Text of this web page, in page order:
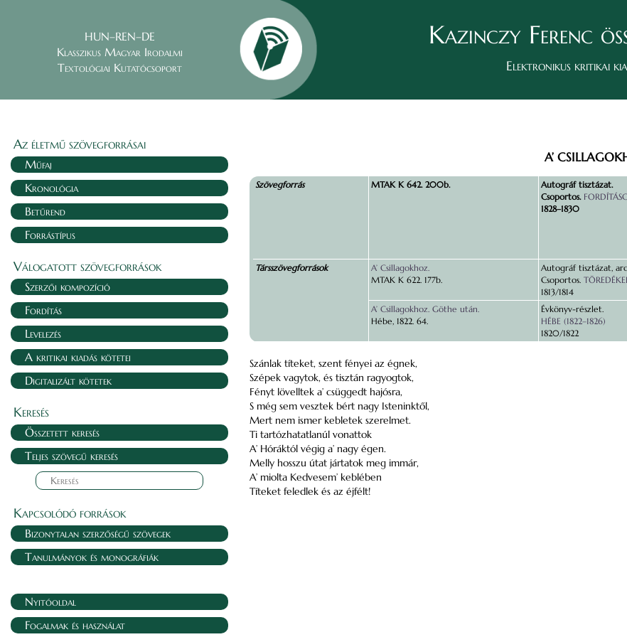
HUN–REN–DE
Klasszikus Magyar Irodalmi
Textológiai Kutatócsoport
Kazinczy Ferenc
Elektronikus kritikai
Az életmű szövegforrásai
Műfaj
Kronológia
Betűrend
Forrástípus
Válogatott szövegforrások
Szerzői kompozíció
Fordítás
Levelezés
A kritikai kiadás kötetei
Digitalizált kötetek
Keresés
Összetett keresés
Teljes szövegű keresés
Kapcsolódó források
Bizonytalan szerzőségű szövegek
Tanulmányok és monográfiák
Nyitóoldal
Fogalmak és használat
A’
Szövegforrás MTAK K 642. 200b.
Autográf tisztázat.
Csoportos.
1828–1830
Társszövegforrások
A’ Csillagokhoz.
MTAK K 622. 177b.
Autográf tisztázat,
Csoportos.
1813/1814
A’ Csillagokhoz. Göthe után.
Hébe, 1822. 64.
Évkönyv-részlet.
HÉBE (1822–1826)
1820/1822
Szánlak títeket, szent fényei az égnek,
Szépek vagytok, és tisztán ragyogtok,
Fényt lövelltek a’ csüggedt hajósra,
S még sem vesztek bért nagy Isteninktől,
Mert nem ismer kebletek szerelmet.
Ti tartózhatatlanúl vonattok
A’ Hóráktól végig a’ nagy égen.
Melly hosszu útat jártatok meg immár,
A’ miolta Kedvesem’ keblében
Títeket feledlek és az éjfélt!